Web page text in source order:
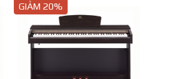
GIẢM 20%